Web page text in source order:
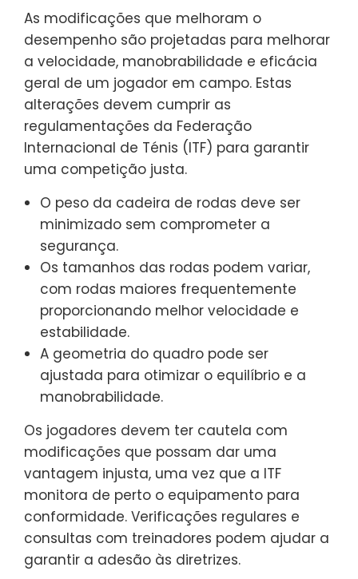
As modificações que melhoram o
desempenho são projetadas para melhorar
a velocidade, manobrabilidade e eficácia
geral de um jogador em campo. Estas
alterações devem cumprir as
regulamentações da Federação
Internacional de Ténis (ITF) para garantir
uma competição justa.
O peso da cadeira de rodas deve ser
minimizado sem comprometer a
segurança.
Os tamanhos das rodas podem variar,
com rodas maiores frequentemente
proporcionando melhor velocidade e
estabilidade.
A geometria do quadro pode ser
ajustada para otimizar o equilíbrio e a
manobrabilidade.
Os jogadores devem ter cautela com
modificações que possam dar uma
vantagem injusta, uma vez que a ITF
monitora de perto o equipamento para
conformidade. Verificações regulares e
consultas com treinadores podem ajudar a
garantir a adesão às diretrizes.